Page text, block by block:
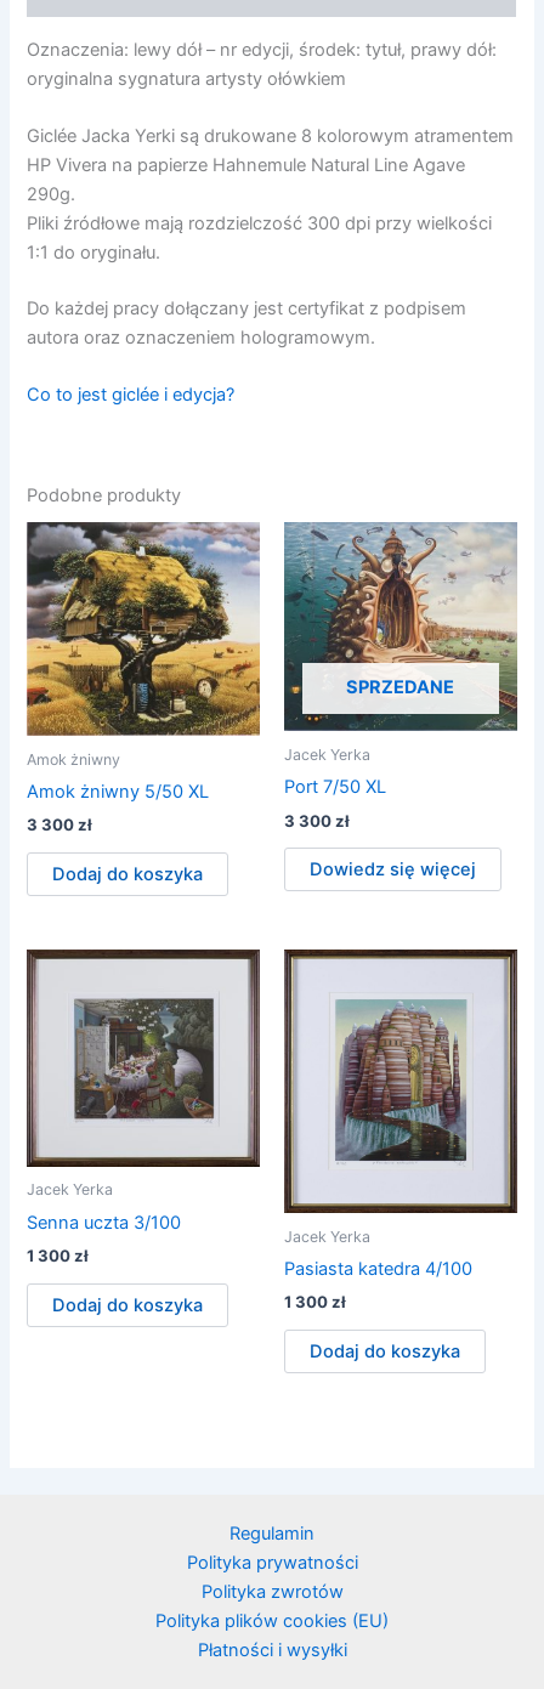
Oznaczenia: lewy dół – nr edycji, środek: tytuł, prawy dół:
oryginalna sygnatura artysty ołówkiem
Giclée Jacka Yerki są drukowane 8 kolorowym atramentem
HP Vivera na papierze Hahnemule Natural Line Agave
290g.
Pliki źródłowe mają rozdzielczość 300 dpi przy wielkości
1:1 do oryginału.
Do każdej pracy dołączany jest certyfikat z podpisem
autora oraz oznaczeniem hologramowym.
Co to jest giclée i edycja?
Podobne produkty
Amok żniwny
Amok żniwny 5/50 XL
3 300zł
Dodaj do koszyka
SPRZEDANE
Jacek Yerka
Port 7/50 XL
3 300zł
Dowiedz się więcej
Jacek Yerka
Senna uczta 3/100
1 300zł
Dodaj do koszyka
Jacek Yerka
Pasiasta katedra 4/100
1 300zł
Dodaj do koszyka
Regulamin
Polityka prywatności
Polityka zwrotów
Polityka plików cookies (EU)
Płatności i wysyłki